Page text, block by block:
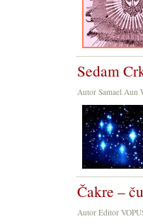
Sedam
Autor Samael Aun
Čakre –
Autor Editor